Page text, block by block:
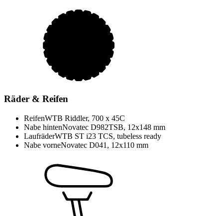
Räder & Reifen
ReifenWTB Riddler, 700 x 45C
Nabe hintenNovatec D982TSB, 12x148 mm
LaufräderWTB ST i23 TCS, tubeless ready
Nabe vorneNovatec D041, 12x110 mm